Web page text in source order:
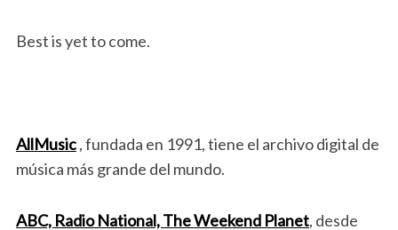
Best is yet to come.
AllMusic, fundada en 1991, tiene el archivo digital de
música más grande del mundo.
ABC, Radio National, The Weekend Planet, desde